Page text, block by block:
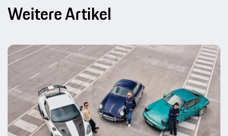
Weitere Artikel